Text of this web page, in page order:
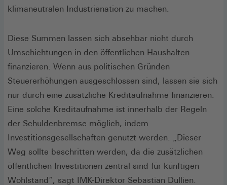
klimaneutralen Industrienation zu machen.
Diese Summen lassen sich absehbar nicht durch
Umschichtungen in den öffentlichen Haushalten
finanzieren. Wenn aus politischen Gründen
Steuererhöhungen ausgeschlossen sind, lassen sie sich
nur durch eine zusätzliche Kreditaufnahme finanzieren.
Eine solche Kreditaufnahme ist innerhalb der Regeln
der Schuldenbremse möglich, indem
Investitionsgesellschaften genutzt werden. „Dieser
Weg sollte beschritten werden, da die zusätzlichen
öffentlichen Investitionen zentral sind für künftigen
Wohlstand“, sagt IMK-Direktor Sebastian Dullien.